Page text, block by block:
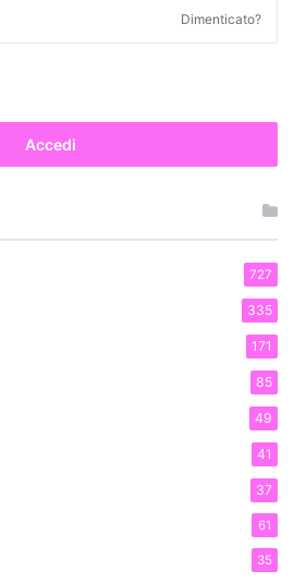
Dimenticato?
Accedi
727
335
171
85
49
41
37
61
35